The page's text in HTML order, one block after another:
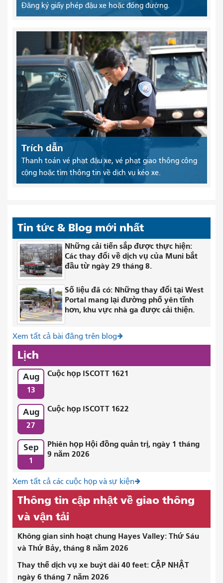
Đăng ký giấy phép đậu xe hoặc đóng đường.
Trích dẫn
Thanh toán vé phạt đậu xe, vé phạt giao thông công
cộng hoặc tìm thông tin về dịch vụ kéo xe.
Tin tức & Blog mới nhất
Những cải tiến sắp được thực hiện:
Các thay đổi về dịch vụ của Muni bắt
đầu từ ngày 29 tháng 8.
Số liệu đã có: Những thay đổi tại West
Portal mang lại đường phố yên tĩnh
hơn, khu vực nhà ga được cải thiện.
Xem tất cả bài đăng trên blog
Lịch
Aug
13
Cuộc họp ISCOTT 1621
Aug
27
Cuộc họp ISCOTT 1622
Sep
1
Phiên họp Hội đồng quản trị, ngày 1 tháng
9 năm 2026
Xem tất cả các cuộc họp và sự kiện
Thông tin cập nhật về giao thông
và vận tải
Không gian sinh hoạt chung Hayes Valley: Thứ Sáu
và Thứ Bảy, tháng 8 năm 2026
Thay thế dịch vụ xe buýt dài 40 feet: CẬP NHẬT
ngày 6 tháng 7 năm 2026